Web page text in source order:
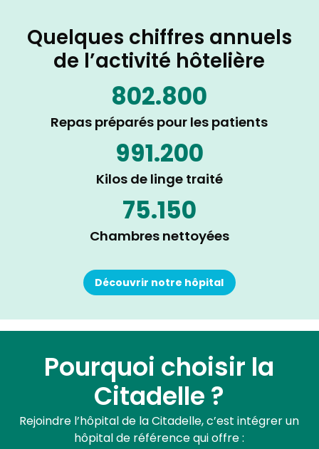
Quelques chiffres annuels
de l’activité hôtelière
802.800
Repas préparés pour les patients
991.200
Kilos de linge traité
75.150
Chambres nettoyées
Découvrir notre hôpital
Pourquoi choisir la
Citadelle ?
Rejoindre l’hôpital de la Citadelle, c’est intégrer un
hôpital de référence qui offre :